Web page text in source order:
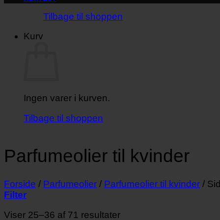
Tilbage til shoppen
Kurv
Ingen varer i kurven.
Tilbage til shoppen
Parfumeolier til kvinder
Forside / Parfumeolier / Parfumeolier til kvinder /
Filter
Viser 25–36 af 71 resultater